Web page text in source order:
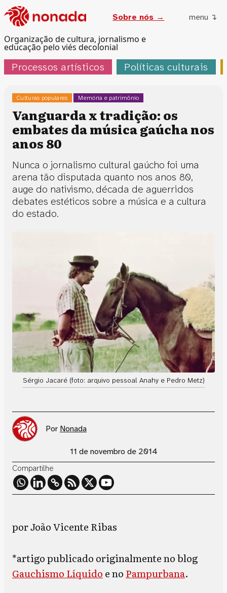
Organização de cultura, jornalismo e
educação pelo viés decolonial
Sobre nós → menu ↴
Processos artísticos Políticas culturais
Culturas populares Memória e patrimônio
Vanguarda x tradição: os
embates da música gaúcha nos
anos 80
Nunca o jornalismo cultural gaúcho foi uma
arena tão disputada quanto nos anos 80,
auge do nativismo, década de aguerridos
debates estéticos sobre a música e a cultura
do estado.
Sérgio Jacaré (foto: arquivo pessoal Anahy e Pedro Metz)
Por Nonada
11 de novembro de 2014
Compartilhe
por João Vicente Ribas
*artigo publicado originalmente no blog
Gauchismo Líquido e no Pampurbana.